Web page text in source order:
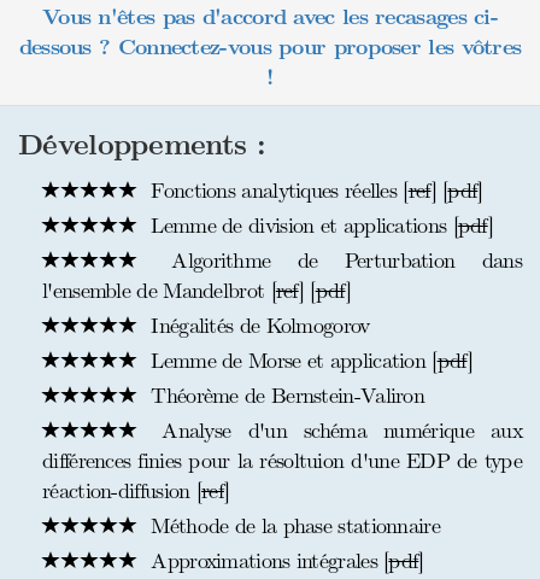
Vous n'êtes pas d'accord avec les recasages ci-
dessous ? Connectez-vous pour proposer les vôtres
!
Développements :
Fonctions analytiques réelles [ref] [pdf]
Lemme de division et applications [pdf]
Algorithme de Perturbation dans
l'ensemble de Mandelbrot [ref] [pdf]
Inégalités de Kolmogorov
Lemme de Morse et application [pdf]
Théorème de Bernstein-Valiron
Analyse d'un schéma numérique aux
différences finies pour la résoltuion d'une EDP de type
réaction-diffusion [ref]
Méthode de la phase stationnaire
Approximations intégrales [pdf]